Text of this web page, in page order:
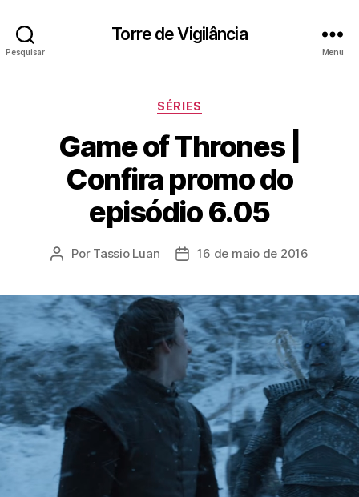
Pesquisar
Torre de Vigilância
Menu
Categorias
SÉRIES
Game of Thrones |
Confira promo do
episódio 6.05
Autor
Por Tassio Luan
Data16 de maio de 2016